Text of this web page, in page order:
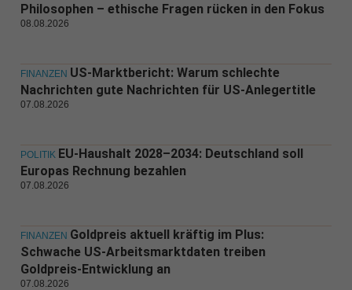
Philosophen – ethische Fragen rücken in den Fokus
08.08.2026
FINANZEN US-Marktbericht: Warum schlechte
Nachrichten gute Nachrichten für US-Anlegertitle
07.08.2026
POLITIK EU-Haushalt 2028–2034: Deutschland soll
Europas Rechnung bezahlen
07.08.2026
FINANZEN Goldpreis aktuell kräftig im Plus:
Schwache US-Arbeitsmarktdaten treiben
Goldpreis-Entwicklung an
07.08.2026